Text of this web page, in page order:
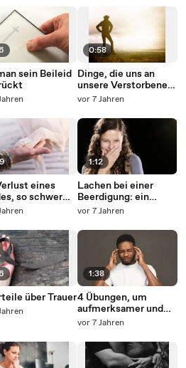
sein Beileid
eines
so schwer
Verlust eines
über Trauer
0:58
Dinge, die uns an
unsere Verstorbenen
erinnern
vor 7 Jahren
1:12
Lachen bei einer
Beerdigung: ein
Abwehrmechanismus
vor 7 Jahren
1:38
4 Übungen, um
aufmerksamer und
weniger abgelenkt zu
vor 7 Jahren